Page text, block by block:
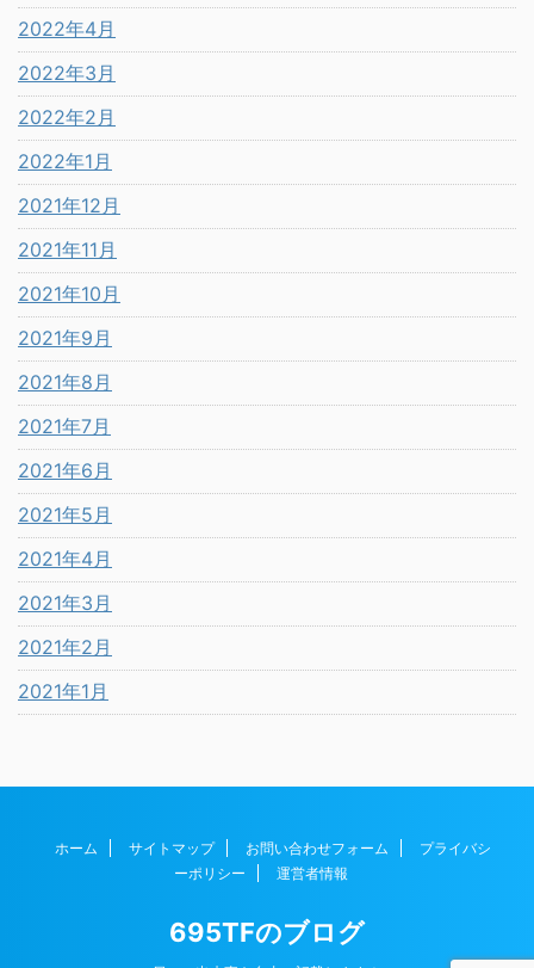
2022年4月
2022年3月
2022年2月
2022年1月
2021年12月
2021年11月
2021年10月
2021年9月
2021年8月
2021年7月
2021年6月
2021年5月
2021年4月
2021年3月
2021年2月
2021年1月
ホーム サイトマップ お問い合わせフォーム
プライバシ
ーポリシー
運営者情報
695TFのブログ